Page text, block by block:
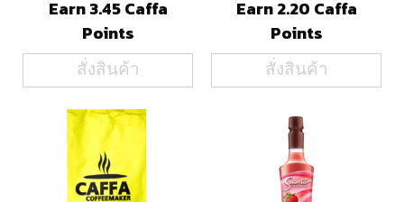
Earn 3.45 Caffa
Points
สั่งสินค้า
Earn 2.20 Caffa
Points
สั่งสินค้า